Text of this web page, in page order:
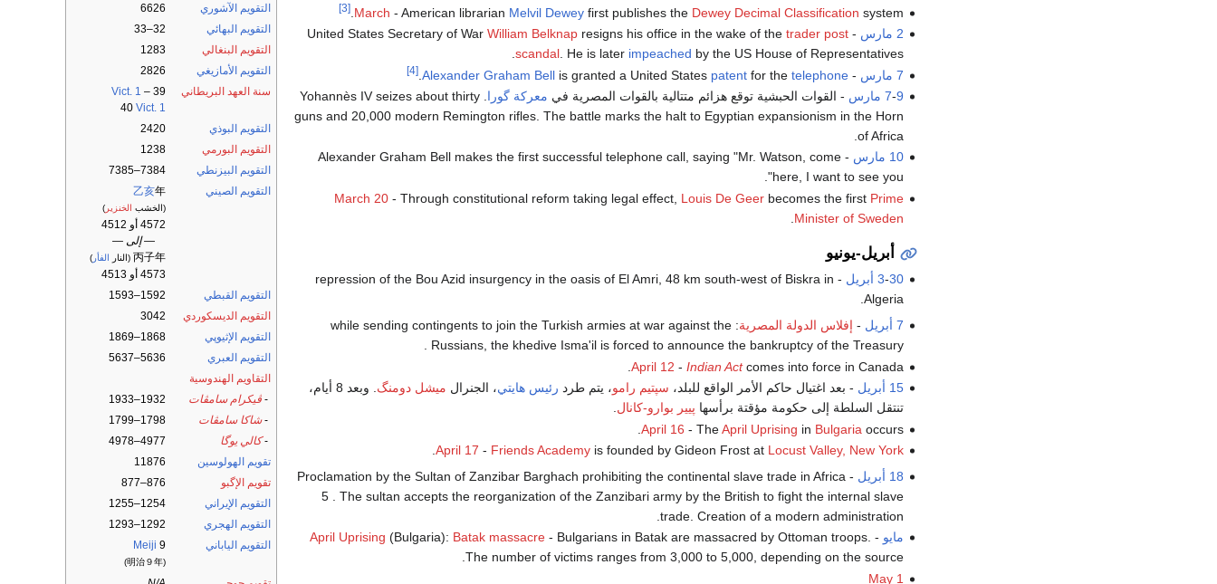
التقويم الآشوري
6626
التقويم البهائي
32–33
التقويم البنغالي
1283
التقويم الأمازيغي
2826
سنة العهد البريطاني
39
Vict. 1 –
40 Vict. 1
التقويم البوذي
2420
التقويم البورمي
1238
التقويم البيزنطي
7384–7385
التقويم الصيني
乙亥年
(الخشب الخنزير )
4572 أو 4512
— إلى —
丙子年 (النار الفأر )
4573 أو 4513
التقويم القبطي
1592–1593
التقويم الديسكوردي
3042
التقويم الإثيوپي
1868–1869
التقويم العبري
5636–5637
التقاويم الهندوسية
- ڤيكرام سامڤات
1932–1933
-شاكا سامڤات
1798–1799
-كالي يوگا
4977–4978
تقويم الهولوسين
11876
تقويم الإگبو
876–877
التقويم الإيراني
1254–1255
التقويم الهجري
1292–1293
التقويم الياباني
Meiji 9
(明治９年)
March - American librarian Melvil Deweyfirst publishes the Dewey Decimal Classification system.
[3]
2 مارس - United States Secretary of War
William Belknapresigns his office in the wake of the trader post
scandal. He is later impeached by the US House of Representatives.
7 مارس
-
Alexander Graham Bellis granted a United States patentfor the telephone
.
[4]
7-9 مارس - القوات الحبشية توقع هزائم متتالية بالقوات المصرية في معركة گورا . Yohannès IV seizes about thirty
guns and 20,000 modern Remington rifles. The battle marks the halt to Egyptian expansionism in the Horn
of Africa.
10 مارس
- Alexander Graham Bell makes the first successful telephone call, saying "Mr. Watson, come
here, I want to see you".
March 20- Through constitutional reform taking legal effect, Louis De Geerbecomes the first Prime
Minister of Sweden
أبريل-يونيو
3-30 أبريل
- repression of the Bou Azid insurgency in the oasis of El Amri, 48 km south-west of Biskra in
Algeria.
7 أبريل
- إفلاس الدولة المصرية : while sending contingents to join the Turkish armies at war against the
Russians, the khedive Isma'il is forced to announce the bankruptcy of the Treasury .
April 12 - Indian Actcomes into force in Canada.
15 أبريل
- بعد اغتيال حاكم الأمر الواقع للبلد، سپتيم رامو، يتم طرد رئيس هايتي، الجنرال ميشل دومنگ
. وبعد 8 أيام،
تنتقل السلطة إلى حكومة مؤقتة برأسها پيير بوارو-كانال
April 16 - TheApril Uprising in Bulgaria occurs.
April 17 - Friends Academyis founded by Gideon Frost at Locust Valley, New York
18 أبريل
- Proclamation by the Sultan of Zanzibar Barghach prohibiting the continental slave trade in Africa
5 . The sultan accepts the reorganization of the Zanzibari army by the British to fight the internal slave
trade. Creation of a modern administration.
مايو -
April Uprising (Bulgaria): Batak massacre- Bulgarians in Batak are massacred by Ottoman troops.
The number of victims ranges from 3,000 to 5,000, depending on the source.
May 1